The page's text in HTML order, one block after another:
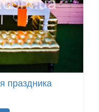
праздника